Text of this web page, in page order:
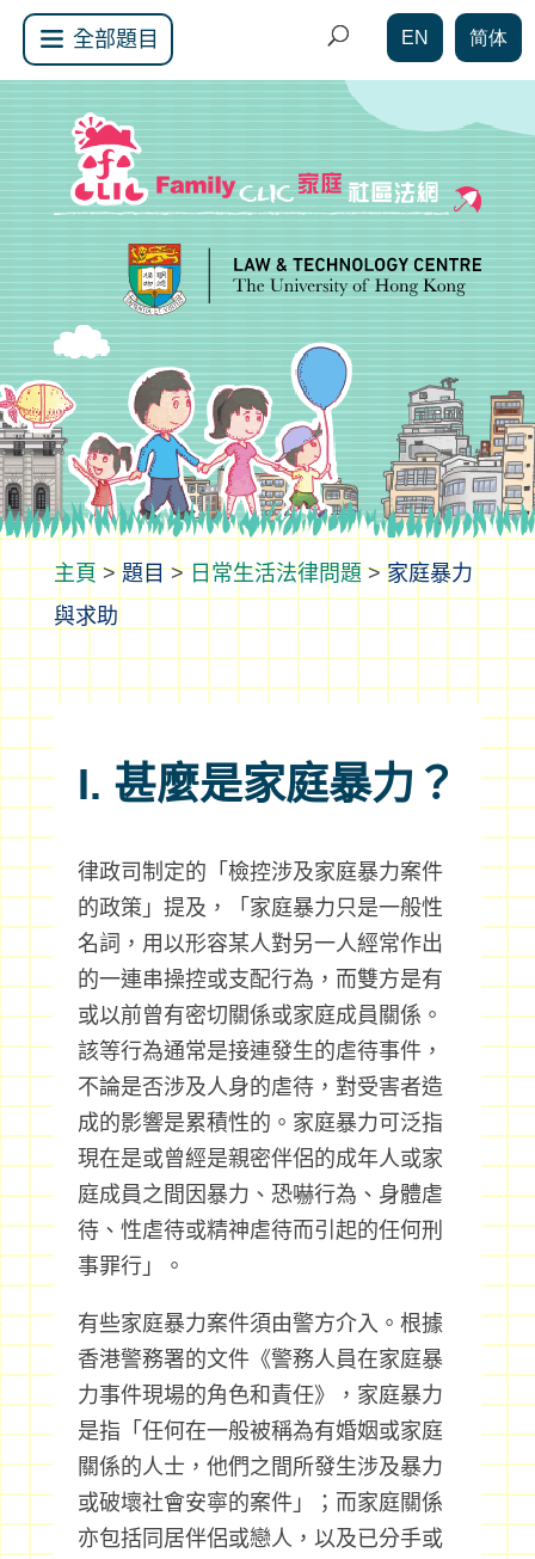
全部題目 EN 简体
>題目>日常生活法律問題>家庭暴力
與求助
I. 甚麼是家庭暴力？
律政司制定的「檢控涉及家庭暴力案件
的政策」提及，「家庭暴力只是一般性
名詞，用以形容某人對另一人經常作出
的一連串操控或支配行為，而雙方是有
或以前曾有密切關係或家庭成員關係。
該等行為通常是接連發生的虐待事件，
不論是否涉及人身的虐待，對受害者造
成的影響是累積性的。家庭暴力可泛指
現在是或曾經是親密伴侶的成年人或家
庭成員之間因暴力、恐嚇行為、身體虐
待、性虐待或精神虐待而引起的任何刑
事罪行」。
有些家庭暴力案件須由警方介入。根據
香港警務署的文件《警務人員在家庭暴
力事件現場的角色和責任》，家庭暴力
是指「任何在一般被稱為有婚姻或家庭
關係的人士，他們之間所發生涉及暴力
或破壞社會安寧的案件」；而家庭關係
亦包括同居伴侶或戀人，以及已分手或